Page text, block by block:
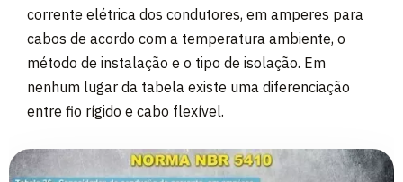
corrente elétrica dos condutores, em amperes para
cabos de acordo com a temperatura ambiente, o
método de instalação e o tipo de isolação. Em
nenhum lugar da tabela existe uma diferenciação
entre fio rígido e cabo flexível.